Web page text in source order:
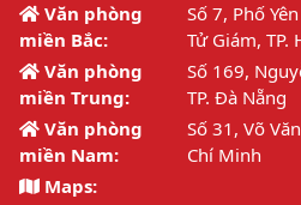
Văn phòng
miền Bắc:
Số 7, Phố
Tử Giám, TP.
Văn phòng
miền Trung:
Số 169,
TP. Đà Nẵng
Văn phòng
miền Nam:
Số 31, Võ
Chí Minh
Maps: